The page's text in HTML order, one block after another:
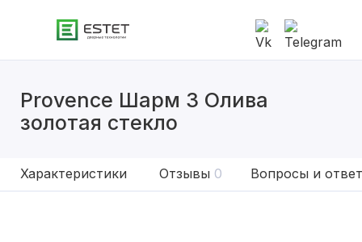
Provence Шарм 3 Олива
золотая стекло
Характеристики Отзывы 0 Вопросы и